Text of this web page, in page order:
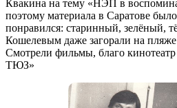
Квакина на тему «НЭП в
поэтому материала в Саратове
понравился: старинный, зелёный,
Кошелевым даже загорали на
Смотрели фильмы, благо
ТЮЗ»